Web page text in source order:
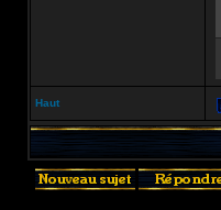
Haut